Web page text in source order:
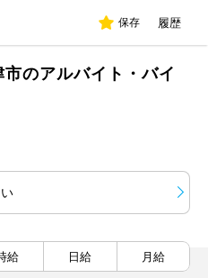
保存 履歴
のアルバイト・バイ
給 日給 月給